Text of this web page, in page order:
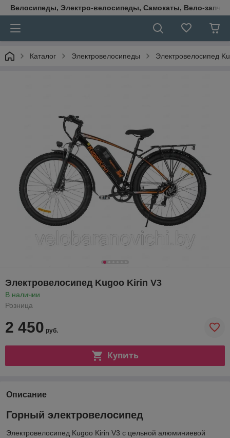
Велосипеды, Электро-велосипеды, Самокаты, Вело-
Каталог Электровелосипеды Электровелосипед
Электровелосипед Kugoo Kirin V3
В наличии
Розница
2 450 руб.
Купить
Описание
Горный электровелосипед
Электровелосипед Kugoo Kirin V3 с цельной алюминиевой